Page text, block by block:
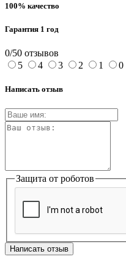
100% качество
Гарантия 1 год
0/50 отзывов
5
4 3 2 1 0
Написать отзыв
Защита от роботов
Написать отзыв